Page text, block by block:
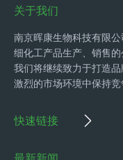
关于我们
南京晖康生物科技有限
细化工产品生产、销售的
我们将继续致力于打造
激烈的市场环境中保持
快速链接